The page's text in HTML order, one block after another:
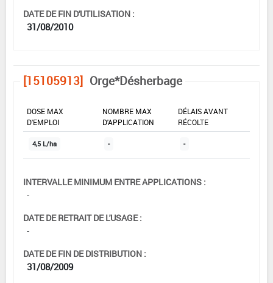
DATE DE FIN D'UTILISATION :
31/08/2010
[15105913] Orge*Désherbage
DOSE MAX
D'EMPLOI
NOMBRE MAX
D'APPLICATION
DÉLAIS AVANT
RÉCOLTE
4,5 L/ha - -
INTERVALLE MINIMUM ENTRE APPLICATIONS :
-
DATE DE RETRAIT DE L'USAGE :
-
DATE DE FIN DE DISTRIBUTION :
31/08/2009